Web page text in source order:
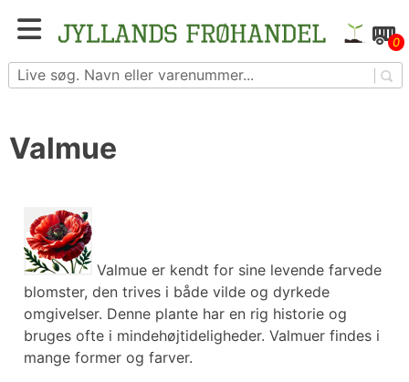
Blomster- og grøntsagsfrø fra hele Europa – få
adgang til 1.229 spændende sorter
0
Valmue
Valmue er kendt for sine levende farvede
blomster, den trives i både vilde og dyrkede
omgivelser. Denne plante har en rig historie og
bruges ofte i mindehøjtideligheder. Valmuer findes i
mange former og farver.